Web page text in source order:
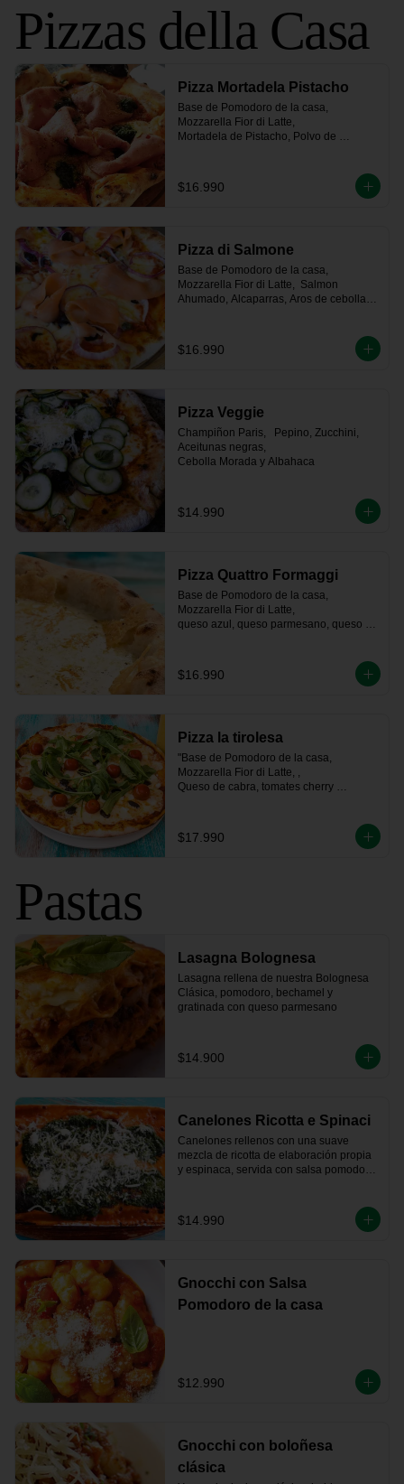
Pizzas della Casa
Pizza Mortadela Pistacho
Base de Pomodoro de la casa,
Mozzarella Fior di Latte,
Mortadela de Pistacho, Polvo de
$16.990
Pizza di Salmone
Base de Pomodoro de la casa,
Mozzarella Fior di Latte,  Salmon
Ahumado, Alcaparras, Aros de cebolla
$16.990
Pizza Veggie
Champiñon Paris,   Pepino, Zucchini,
Aceitunas negras,
Cebolla Morada y Albahaca
$14.990
Pizza Quattro Formaggi
Base de Pomodoro de la casa,
Mozzarella Fior di Latte,
queso azul, queso parmesano, queso de
$16.990
Pizza la tirolesa
"Base de Pomodoro de la casa,
Mozzarella Fior di Latte, ,
Queso de cabra, tomates cherry
$17.990
Pastas
Lasagna Bolognesa
Lasagna rellena de nuestra Bolognesa
Clásica, pomodoro, bechamel y
gratinada con queso parmesano
$14.900
Canelones Ricotta e Spinaci
Canelones rellenos con una suave
mezcla de ricotta de elaboración propia
y espinaca, servida con salsa pomodoro,
$14.990
Gnocchi con Salsa
Pomodoro de la casa
$12.990
Gnocchi con boloñesa
clásica